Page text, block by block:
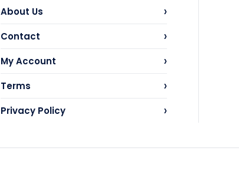
About Us ›
Contact ›
My Account ›
Terms ›
Privacy Policy ›